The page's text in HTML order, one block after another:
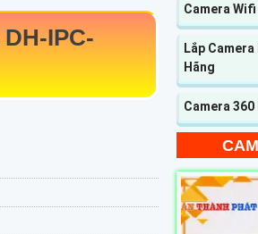
DH-IPC-
Camera
Lắp
Hãng
Camera